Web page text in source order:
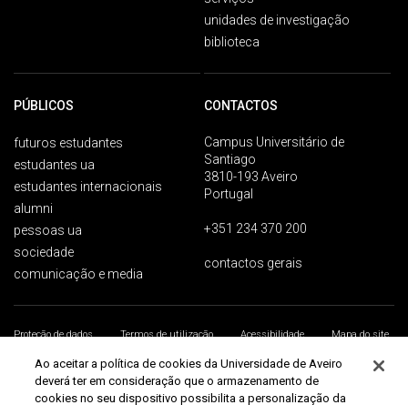
unidades de investigação
biblioteca
PÚBLICOS
futuros estudantes
estudantes ua
estudantes internacionais
alumni
pessoas ua
sociedade
comunicação e media
CONTACTOS
Campus Universitário de
Santiago
3810-193 Aveiro
Portugal
+351 234 370 200
contactos gerais
Proteção de dados Termos de utilização Acessibilidade
Mapa do site
Universidade de Aveiro 2026
Ao aceitar a política de cookies da Universidade de Aveiro
deverá ter em consideração que o armazenamento de
cookies no seu dispositivo possibilita a personalização da